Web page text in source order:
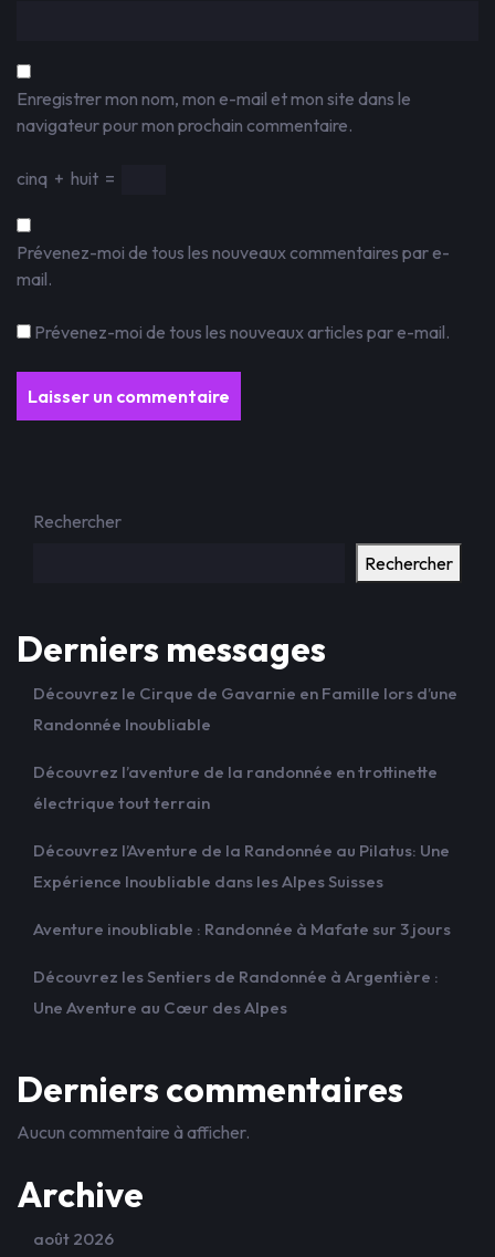
Enregistrer mon nom, mon e-mail et mon site dans le
navigateur pour mon prochain commentaire.
cinq + huit =
Prévenez-moi de tous les nouveaux commentaires par e-
mail.
Prévenez-moi de tous les nouveaux articles par e-mail.
Rechercher
Rechercher
Derniers messages
Découvrez le Cirque de Gavarnie en Famille lors d’une
Randonnée Inoubliable
Découvrez l’aventure de la randonnée en trottinette
électrique tout terrain
Découvrez l’Aventure de la Randonnée au Pilatus: Une
Expérience Inoubliable dans les Alpes Suisses
Aventure inoubliable : Randonnée à Mafate sur 3 jours
Découvrez les Sentiers de Randonnée à Argentière :
Une Aventure au Cœur des Alpes
Derniers commentaires
Aucun commentaire à afficher.
Archive
août 2026